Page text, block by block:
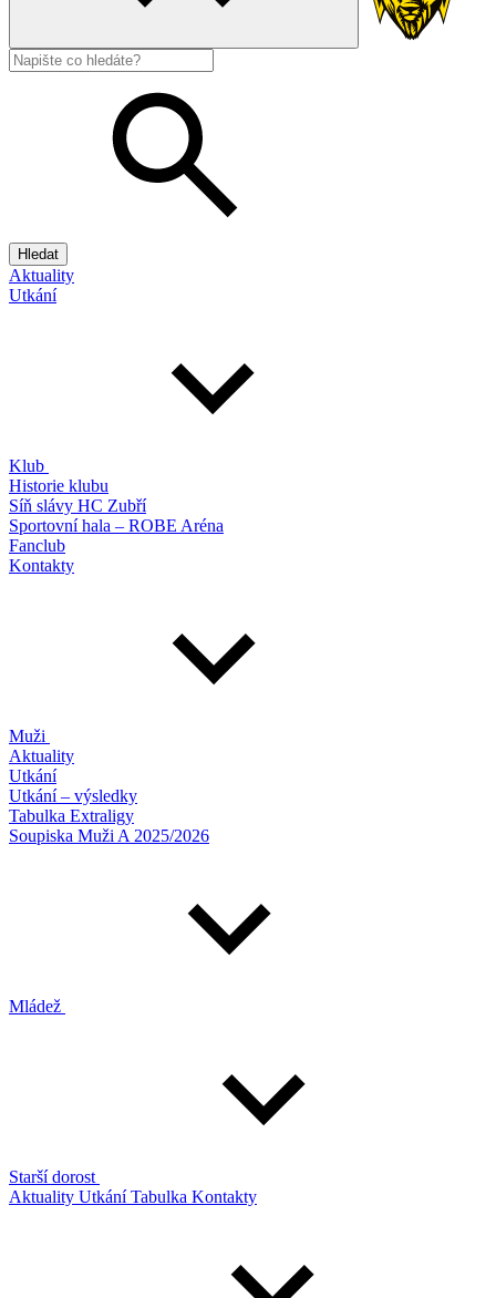
Hledat
Aktuality
Utkání
Klub
Historie klubu
Síň slávy HC Zubří
Sportovní hala – ROBE Aréna
Fanclub
Kontakty
Muži
Aktuality
Utkání
Utkání – výsledky
Tabulka Extraligy
Soupiska Muži A 2025/2026
Mládež
Starší dorost
Aktuality UtkáníTabulka Kontakty